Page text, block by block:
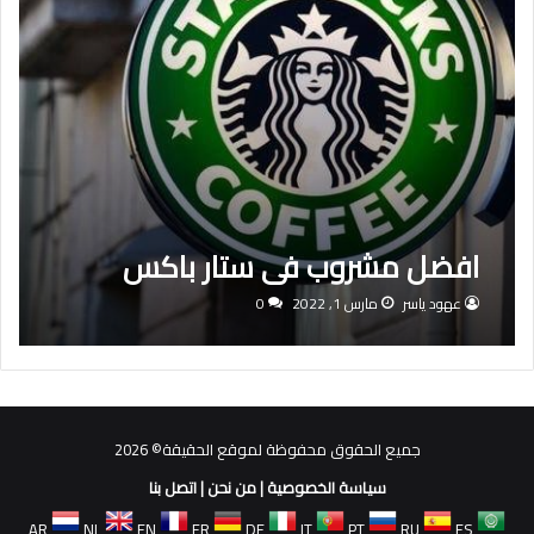
افضل مشروب في ستار باکس
عهود ياسر مارس 1, 2022 0
جميع الحقوق محفوظة لموقع الحقيقة© 2026
سياسة الخصوصية|من نحن|اتصل بنا